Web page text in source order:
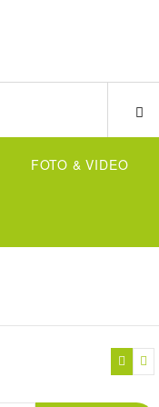
FOTO & VIDEO